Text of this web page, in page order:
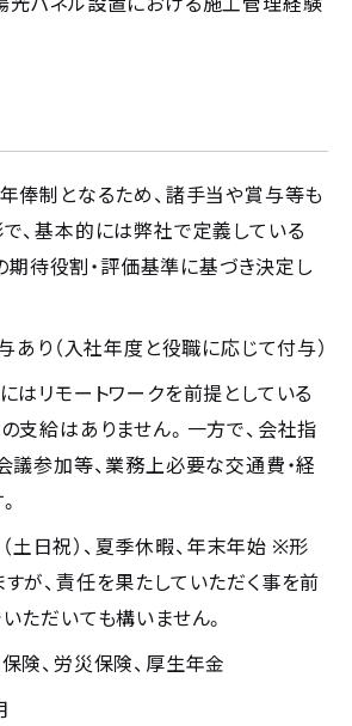
俸制となるため、諸手当や賞与等も
、基本的には弊社で定義している
期待役割・評価基準に基づき決定し
あり（入社年度と役職に応じて付与）
はリモートワークを前提としている
支給はありません。一方で、会社指
議参加等、業務上必要な交通費・経
土日祝）、夏季休暇、年末年始 ※形
が、責任を果たしていただく事を前
ただいても構いません。
険、労災保険、厚生年金